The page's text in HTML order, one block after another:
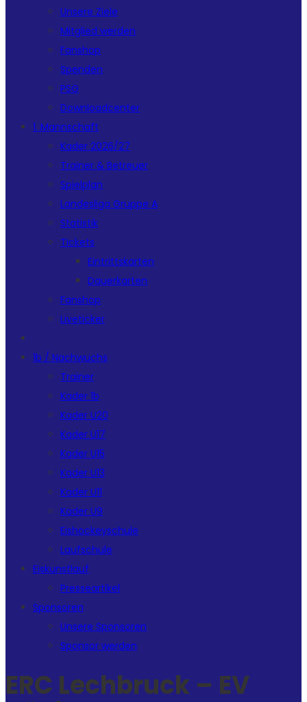
Unsere Ziele
Mitglied werden
Fanshop
Spenden
PSG
Downloadcenter
1. Mannschaft
Kader 2026/27
Trainer & Betreuer
Spielplan
Landesliga Gruppe A
Statistik
Tickets
Eintrittskarten
Dauerkarten
Fanshop
Liveticker
1b / Nachwuchs
Trainer
Kader 1b
Kader U20
Kader U17
Kader U15
Kader U13
Kader U11
Kader U9
Eishockeyschule
Laufschule
Eiskunstlauf
Presseartikel
Sponsoren
Unsere Sponsoren
Sponsor werden
ERC Lechbruck – EV